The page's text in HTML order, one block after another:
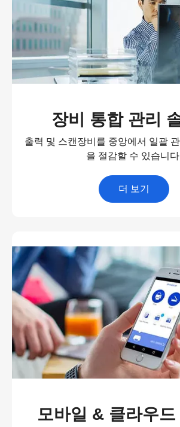
장비 통합 관리
출력 및 스캔장비를 중앙에서 일괄
을 절감할 수 있습니
더 보기
모바일 & 클라우드